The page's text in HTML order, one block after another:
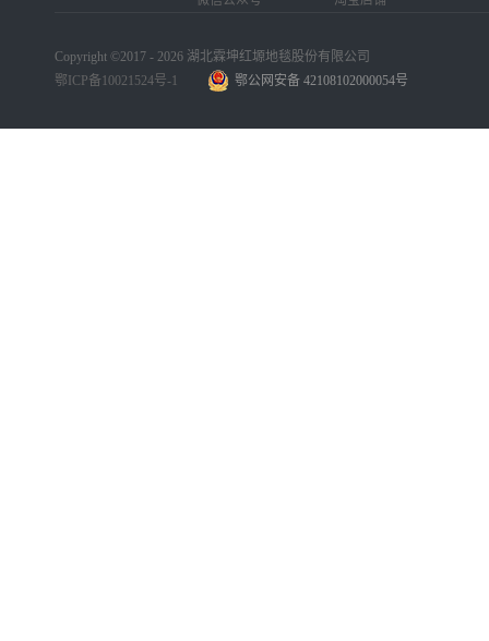
Copyright ©2017 - 2026 湖北霖坤红塬地毯股份有限公司
鄂ICP备10021524号-1
鄂公网安备 42108102000054号